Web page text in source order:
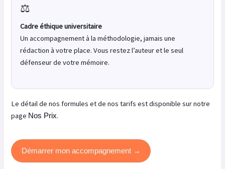
⚖️
Cadre éthique universitaire
Un accompagnement à la méthodologie, jamais une
rédaction à votre place. Vous restez l’auteur et le seul
défenseur de votre mémoire.
Le détail de nos formules et de nos tarifs est disponible sur notre
page Nos Prix.
Démarrer mon accompagnement →